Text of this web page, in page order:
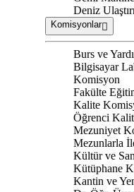
Deniz
Komisyonlar
Burs ve
Bilgisayar
Komisyon
Fakülte
Kalite
Öğrenci
Mezuniyet
Mezunlarla
Kültür ve
Kütüphane
Kantin ve